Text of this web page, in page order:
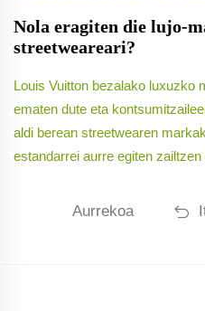
Nola eragiten die lujo-
streetweareari?
Louis Vuitton bezalako luxuzko
ematen dute eta
aldi berean streetwearen
estandarrei aurre egiten zailtzen
Aurrekoa